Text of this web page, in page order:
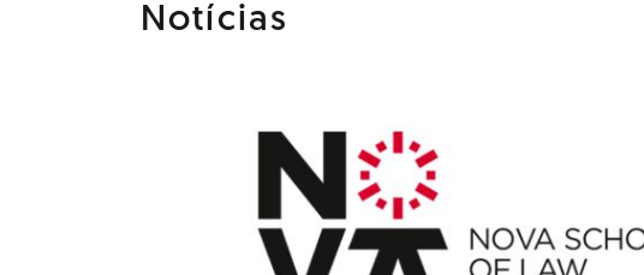
Notícias